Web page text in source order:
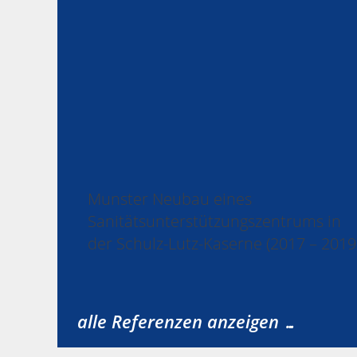
Munster Neubau eines
Sanitätsunterstützungszentrums in
der Schulz-Lutz-Kaserne (2017 –
alle Referenzen anzeigen …